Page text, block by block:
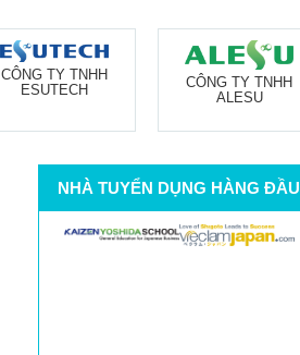
CÔNG TY TNHH
ESUTECH
CÔNG TY TNHH
ALESU
NHÀ TUYỂN DỤNG HÀNG ĐẦU